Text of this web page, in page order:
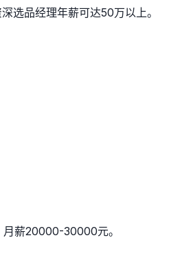
品经理年薪可达50万以上。
薪20000-30000元。